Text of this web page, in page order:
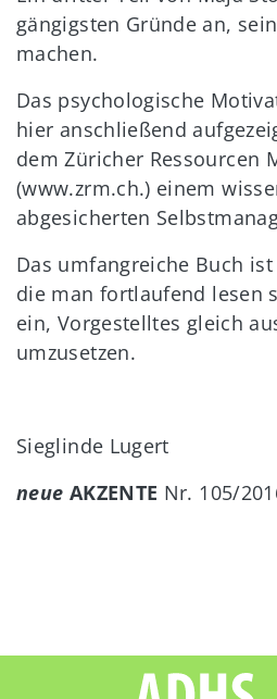
gängigsten Gründe an,
machen.
Das psychologische
hier anschließend
dem Züricher Ressourcen
(www.zrm.ch.) einem
abgesicherten
Das umfangreiche Buch
die man fortlaufend lesen
ein, Vorgestelltes gleich
umzusetzen.
Sieglinde Lugert
neue AKZENTE Nr. 105/